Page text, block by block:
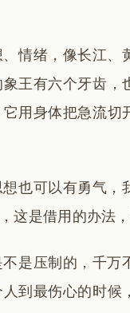
情绪，像长江、
王有六个牙齿，
用身体把急流切
也可以有勇气，
这是借用的办法，
是压制的，千万
到最伤心的时候